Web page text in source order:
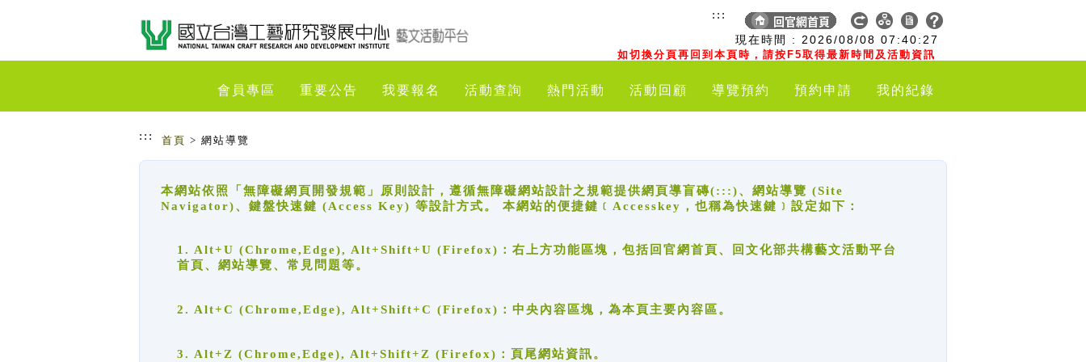
現在時間 : 2026/08/08 07:40:27
如切換分頁再回到本頁時，請按F5取得最新時間及活動資訊
:::
會員專區 重要公告 我要報名 活動查詢 熱門活動 活動回顧 導覽預約 預約申請 我的紀錄
::: 首頁 > 網站導覽
本網站依照「無障礙網頁開發規範」原則設計，遵循無障礙網站設計之規範提供網頁導盲磚(:::)、網站導覽 (Site
Navigator)、鍵盤快速鍵 (Access Key) 等設計方式。 本網站的便捷鍵﹝Accesskey，也稱為快速鍵﹞設定如下：
1. Alt+U (Chrome,Edge), Alt+Shift+U (Firefox)：右上方功能區塊，包括回官網首頁、回文化部共構藝文活動平台
首頁、網站導覽、常見問題等。
2. Alt+C (Chrome,Edge), Alt+Shift+C (Firefox)：中央內容區塊，為本頁主要內容區。
3. Alt+Z (Chrome,Edge), Alt+Shift+Z (Firefox)：頁尾網站資訊。